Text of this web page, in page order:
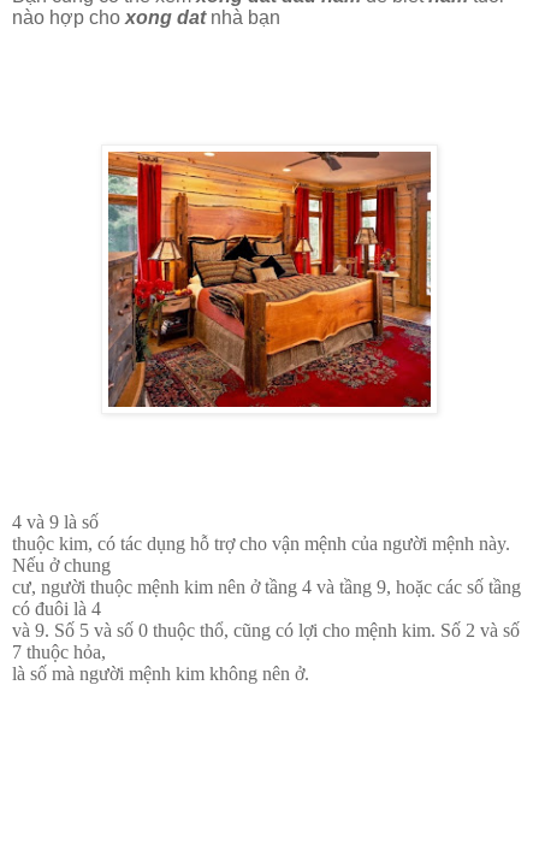
nào hợp cho xong datnhà bạn
4 và 9 là số
thuộc kim, có tác dụng hỗ trợ cho vận mệnh của người mệnh này.
Nếu ở chung
cư, người thuộc mệnh kim nên ở tầng 4 và tầng 9, hoặc các số tầng
có đuôi là 4
và 9. Số 5 và số 0 thuộc thổ, cũng có lợi cho mệnh kim. Số 2 và số
7 thuộc hỏa,
là số mà người mệnh kim không nên ở.